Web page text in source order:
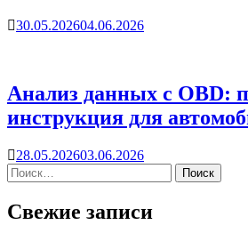
30.05.202604.06.2026
Анализ данных с OBD:
инструкция для
28.05.202603.06.2026
Свежие записи